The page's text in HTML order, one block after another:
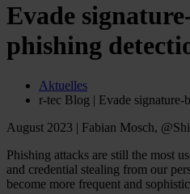
Evade
phishing
Aktuelles
r-tec Blog | Evade signature-
August 2023 | Fabian Mosch,
Phishing attacks are still the most
and credential stealing from our
become more frequent and